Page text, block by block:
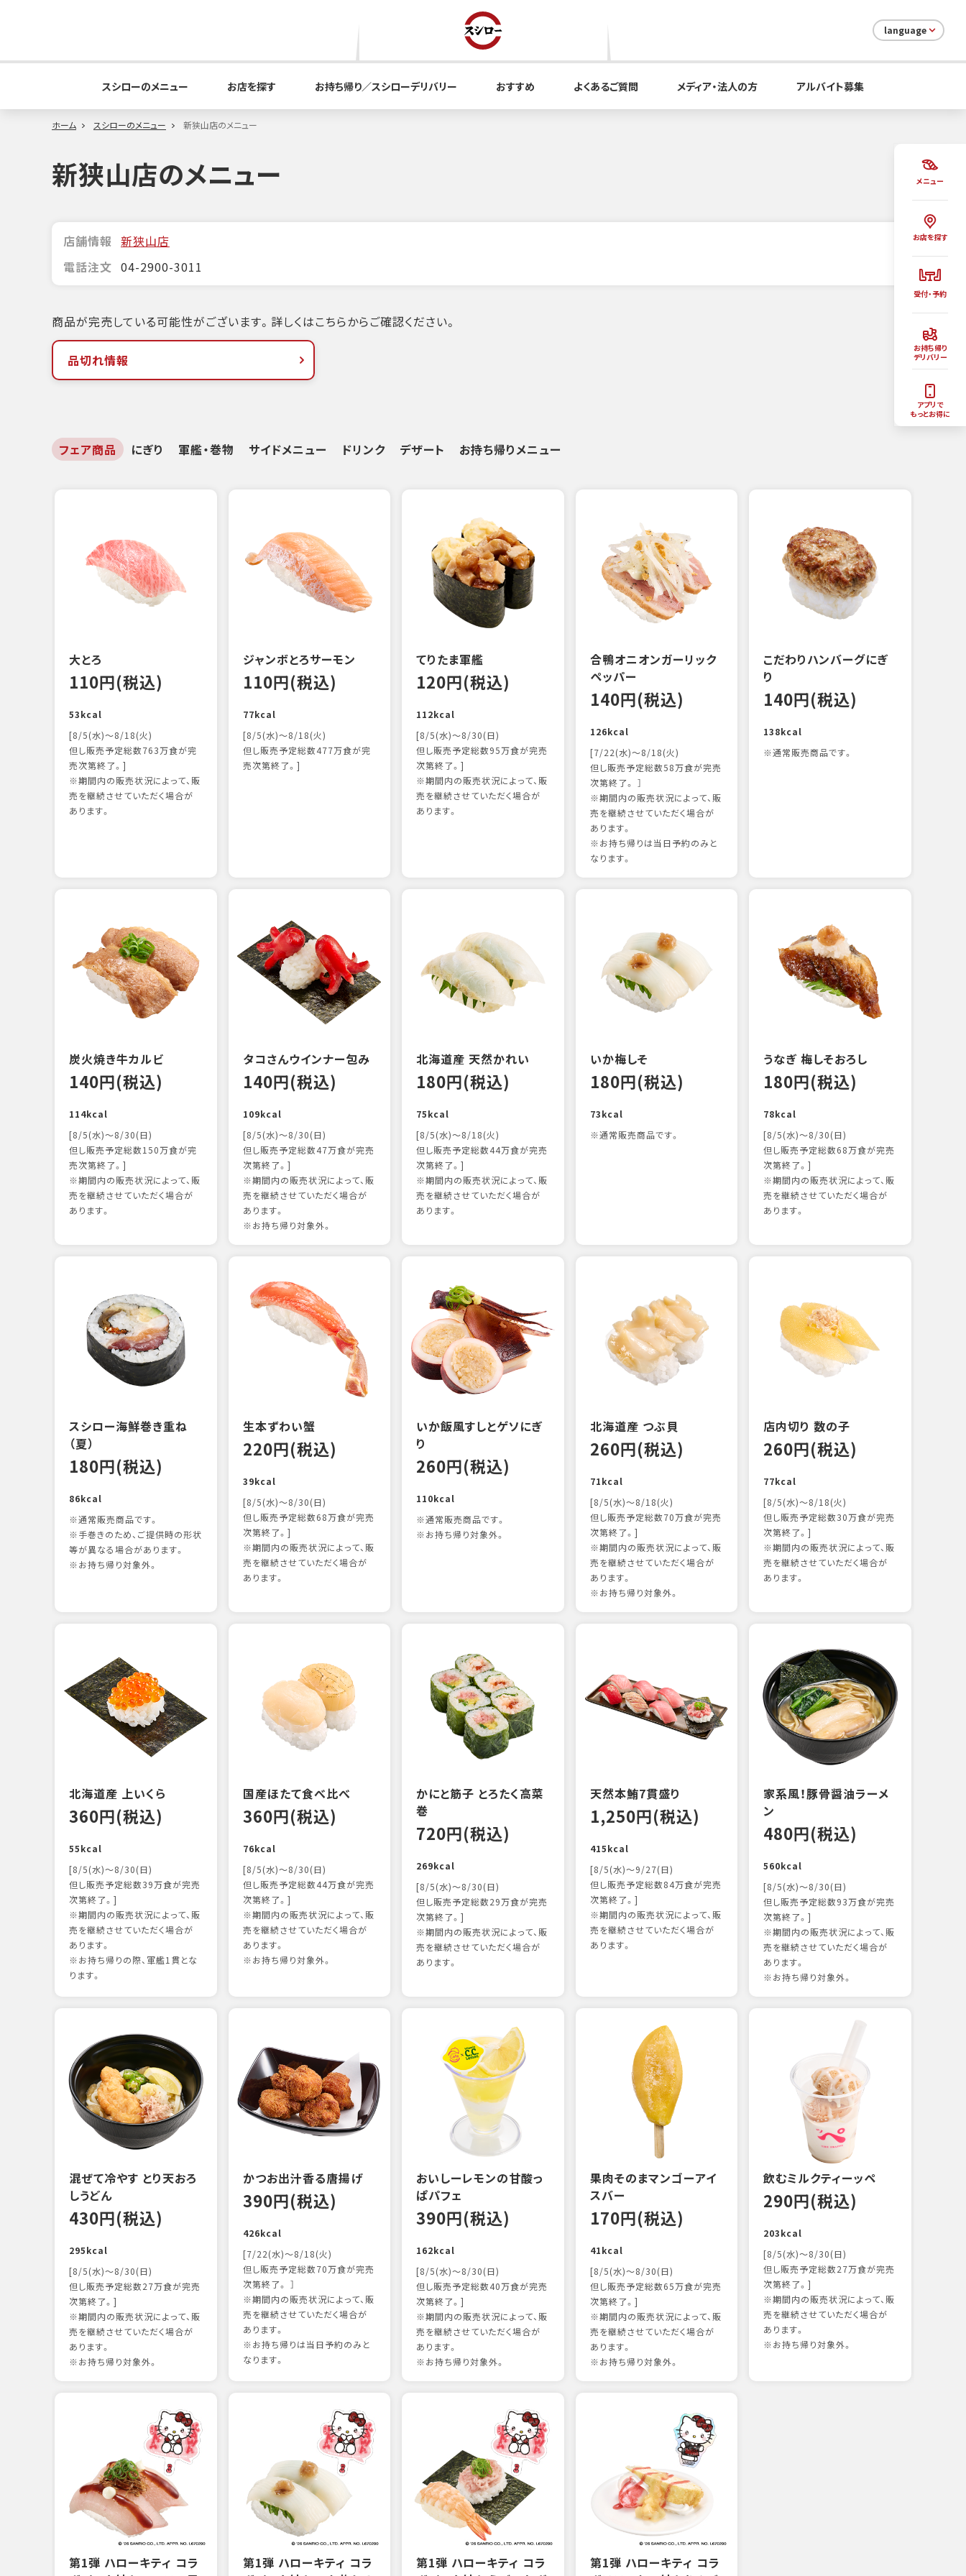
メニュー
お店を探す
受付・予約
お持ち帰り
デリバリー
アプリで
もっとお得に
language
スシローのメニュー お店を探す お持ち帰り／スシローデリバリー おすすめ よくあるご質問 メディア・法人の方 アルバイト募集
ホーム スシローのメニュー 新狭山店のメニュー
新狭山店のメニュー
店舗情報 新狭山店
電話注文 04-2900-3011
商品が完売している可能性がございます。詳しくはこちらからご確認ください。
品切れ情報
フェア商品 にぎり 軍艦・巻物 サイドメニュー ドリンク デザート お持ち帰りメニュー
大とろ
110円(税込)
53kcal
[8/5(水)～8/18(火)
但し販売予定総数763万食が完
売次第終了。]
※期間内の販売状況によって、販
売を継続させていただく場合が
あります。
ジャンボとろサーモン
110円(税込)
77kcal
[8/5(水)～8/18(火)
但し販売予定総数477万食が完
売次第終了。]
てりたま軍艦
120円(税込)
112kcal
[8/5(水)～8/30(日)
但し販売予定総数95万食が完売
次第終了。]
※期間内の販売状況によって、販
売を継続させていただく場合が
あります。
合鴨オニオンガーリック
ペッパー
140円(税込)
126kcal
[7/22(水)～8/18(火)
但し販売予定総数58万食が完売
次第終了。 ］
※期間内の販売状況によって、販
売を継続させていただく場合が
あります。
※お持ち帰りは当日予約のみと
なります。
こだわりハンバーグにぎ
り
140円(税込)
138kcal
※通常販売商品です。
炭火焼き牛カルビ
140円(税込)
114kcal
[8/5(水)～8/30(日)
但し販売予定総数150万食が完
売次第終了。]
※期間内の販売状況によって、販
売を継続させていただく場合が
あります。
タコさんウインナー包み
140円(税込)
109kcal
[8/5(水)～8/30(日)
但し販売予定総数47万食が完売
次第終了。]
※期間内の販売状況によって、販
売を継続させていただく場合が
あります。
※お持ち帰り対象外。
北海道産 天然かれい
180円(税込)
75kcal
[8/5(水)～8/18(火)
但し販売予定総数44万食が完売
次第終了。]
※期間内の販売状況によって、販
売を継続させていただく場合が
あります。
いか梅しそ
180円(税込)
73kcal
※通常販売商品です。
うなぎ 梅しそおろし
180円(税込)
78kcal
[8/5(水)～8/30(日)
但し販売予定総数68万食が完売
次第終了。]
※期間内の販売状況によって、販
売を継続させていただく場合が
あります。
スシロー海鮮巻き重ね
（夏）
180円(税込)
86kcal
※通常販売商品です。
※手巻きのため、ご提供時の形状
等が異なる場合があります。
※お持ち帰り対象外。
生本ずわい蟹
220円(税込)
39kcal
[8/5(水)～8/30(日)
但し販売予定総数68万食が完売
次第終了。]
※期間内の販売状況によって、販
売を継続させていただく場合が
あります。
いか飯風すしとゲソにぎ
り
260円(税込)
110kcal
※通常販売商品です。
※お持ち帰り対象外。
北海道産 つぶ貝
260円(税込)
71kcal
[8/5(水)～8/18(火)
但し販売予定総数70万食が完売
次第終了。]
※期間内の販売状況によって、販
売を継続させていただく場合が
あります。
※お持ち帰り対象外。
店内切り 数の子
260円(税込)
77kcal
[8/5(水)～8/18(火)
但し販売予定総数30万食が完売
次第終了。]
※期間内の販売状況によって、販
売を継続させていただく場合が
あります。
北海道産 上いくら
360円(税込)
55kcal
[8/5(水)～8/30(日)
但し販売予定総数39万食が完売
次第終了。]
※期間内の販売状況によって、販
売を継続させていただく場合が
あります。
※お持ち帰りの際、軍艦1貫とな
ります。
国産ほたて食べ比べ
360円(税込)
76kcal
[8/5(水)～8/30(日)
但し販売予定総数44万食が完売
次第終了。]
※期間内の販売状況によって、販
売を継続させていただく場合が
あります。
※お持ち帰り対象外。
かにと筋子 とろたく高菜
巻
720円(税込)
269kcal
[8/5(水)～8/30(日)
但し販売予定総数29万食が完売
次第終了。]
※期間内の販売状況によって、販
売を継続させていただく場合が
あります。
天然本鮪7貫盛り
1,250円(税込)
415kcal
[8/5(水)～9/27(日)
但し販売予定総数84万食が完売
次第終了。]
※期間内の販売状況によって、販
売を継続させていただく場合が
あります。
家系風！豚骨醤油ラーメ
ン
480円(税込)
560kcal
[8/5(水)～8/30(日)
但し販売予定総数93万食が完売
次第終了。]
※期間内の販売状況によって、販
売を継続させていただく場合が
あります。
※お持ち帰り対象外。
混ぜて冷やす とり天おろ
しうどん
430円(税込)
295kcal
[8/5(水)～8/30(日)
但し販売予定総数27万食が完売
次第終了。]
※期間内の販売状況によって、販
売を継続させていただく場合が
あります。
※お持ち帰り対象外。
かつお出汁香る唐揚げ
390円(税込)
426kcal
[7/22(水)～8/18(火)
但し販売予定総数70万食が完売
次第終了。 ］
※期間内の販売状況によって、販
売を継続させていただく場合が
あります。
※お持ち帰りは当日予約のみと
なります。
おいしーレモンの甘酸っ
ぱパフェ
390円(税込)
162kcal
[8/5(水)～8/30(日)
但し販売予定総数40万食が完売
次第終了。]
※期間内の販売状況によって、販
売を継続させていただく場合が
あります。
※お持ち帰り対象外。
果肉そのまマンゴーアイ
スバー
170円(税込)
41kcal
[8/5(水)～8/30(日)
但し販売予定総数65万食が完売
次第終了。]
※期間内の販売状況によって、販
売を継続させていただく場合が
あります。
※お持ち帰り対象外。
飲むミルクティーッペ
290円(税込)
203kcal
[8/5(水)～8/30(日)
但し販売予定総数27万食が完売
次第終了。]
※期間内の販売状況によって、販
売を継続させていただく場合が
あります。
※お持ち帰り対象外。
第1弾 ハローキティ コラ
第1弾 ハローキティ コラ
第1弾 ハローキティ コラ
第1弾 ハローキティ コラ